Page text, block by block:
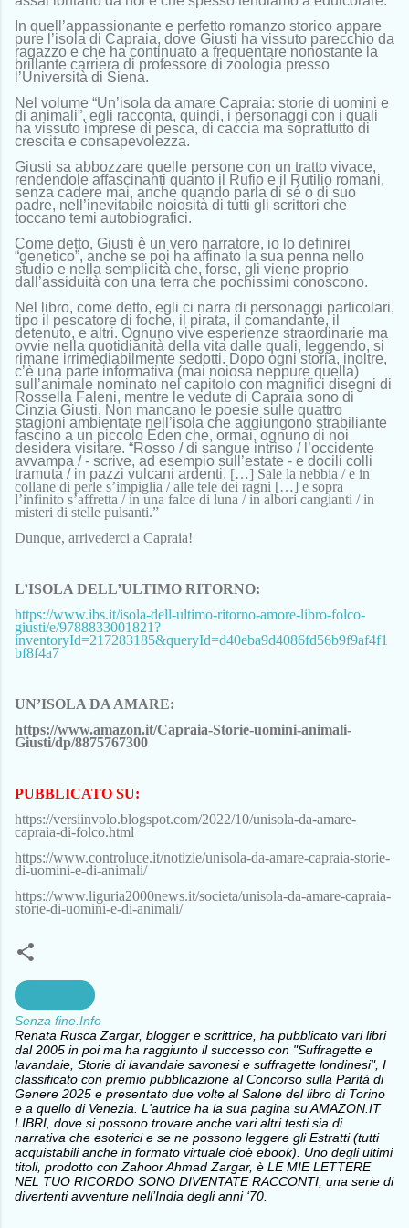
In quell’appassionante e perfetto romanzo storico appare
pure l’isola di Capraia, dove Giusti ha vissuto parecchio da
ragazzo e che ha continuato a frequentare nonostante la
brillante carriera di professore di zoologia presso
l’Università di Siena.
Nel volume “Un’isola da amare Capraia: storie di uomini e
di animali”, egli racconta, quindi, i personaggi con i quali
ha vissuto imprese di pesca, di caccia ma soprattutto di
crescita e consapevolezza.
Giusti sa abbozzare quelle persone con un tratto vivace,
rendendole affascinanti quanto il Rufio e il Rutilio romani,
senza cadere mai, anche quando parla di sé o di suo
padre, nell’inevitabile noiosità di tutti gli scrittori che
toccano temi autobiografici.
Come detto, Giusti è un vero narratore, io lo definirei
“genetico”, anche se poi ha affinato la sua penna nello
studio e nella semplicità che, forse, gli viene proprio
dall’assiduità con una terra che pochissimi conoscono.
Nel libro, come detto, egli ci narra di personaggi particolari,
tipo il pescatore di foche, il pirata, il comandante, il
detenuto, e altri. Ognuno vive esperienze straordinarie ma
ovvie nella quotidianità della vita dalle quali, leggendo, si
rimane irrimediabilmente sedotti. Dopo ogni storia, inoltre,
c’è una parte informativa (mai noiosa neppure quella)
sull’animale nominato nel capitolo con magnifici disegni di
Rossella Faleni, mentre le vedute di Capraia sono di
Cinzia Giusti. Non mancano le poesie sulle quattro
stagioni ambientate nell’isola che aggiungono strabiliante
fascino a un piccolo Eden che, ormai, ognuno di noi
desidera visitare. “Rosso / di sangue intriso / l’occidente
avvampa / - scrive, ad esempio sull’estate - e docili colli
tramuta / in pazzi vulcani ardenti. […] Sale la nebbia / e in
collane di perle s’impiglia / alle tele dei ragni […] e sopra
l’infinito s’affretta / in una falce di luna / in albori cangianti / in
misteri di stelle pulsanti.”
Dunque, arrivederci a Capraia!
L’ISOLA DELL’ULTIMO RITORNO:
https://www.ibs.it/isola-dell-ultimo-ritorno-amore-libro-folco-
giusti/e/9788833001821?
inventoryId=217283185&queryId=d40eba9d4086fd56b9f9af4f1
bf8f4a7
UN’ISOLA DA AMARE:
https://www.amazon.it/Capraia-Storie-uomini-animali-
Giusti/dp/8875767300
PUBBLICATO SU:
https://versiinvolo.blogspot.com/2022/10/unisola-da-amare-
capraia-di-folco.html
https://www.controluce.it/notizie/unisola-da-amare-capraia-storie-
di-uomini-e-di-animali/
https://www.liguria2000news.it/societa/unisola-da-amare-capraia-
storie-di-uomini-e-di-animali/
Senza fine.Info
Renata Rusca Zargar, blogger e scrittrice, ha pubblicato vari libri
dal 2005 in poi ma ha raggiunto il successo con "Suffragette e
lavandaie, Storie di lavandaie savonesi e suffragette londinesi", I
classificato con premio pubblicazione al Concorso sulla Parità di
Genere 2025 e presentato due volte al Salone del libro di Torino
e a quello di Venezia. L'autrice ha la sua pagina su AMAZON.IT
LIBRI, dove si possono trovare anche vari altri testi sia di
narrativa che esoterici e se ne possono leggere gli Estratti (tutti
acquistabili anche in formato virtuale cioè ebook). Uno degli ultimi
titoli, prodotto con Zahoor Ahmad Zargar, è LE MIE LETTERE
NEL TUO RICORDO SONO DIVENTATE RACCONTI, una serie di
divertenti avventure nell’India degli anni ‘70.